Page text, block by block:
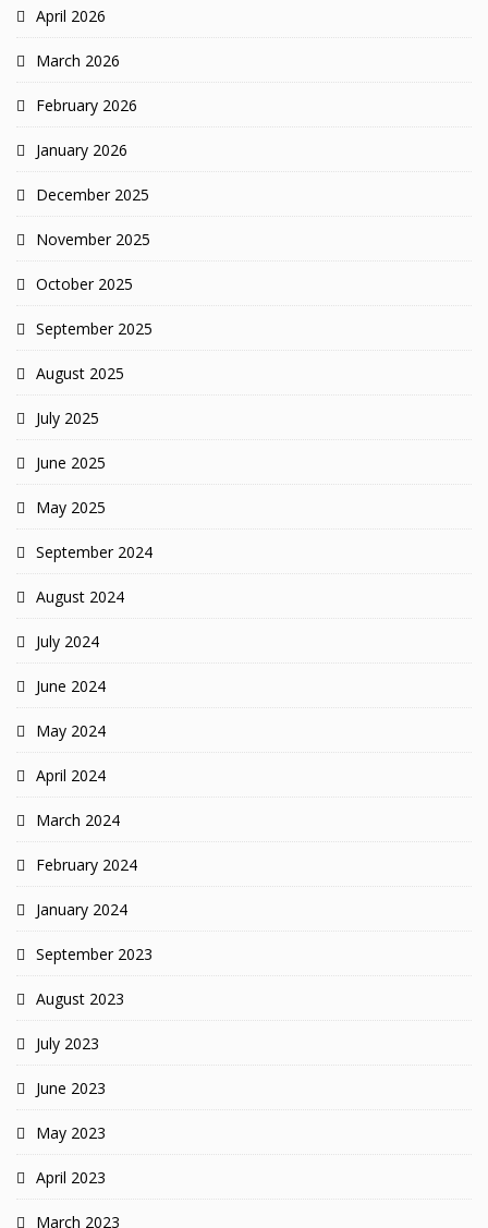
April 2026
March 2026
February 2026
January 2026
December 2025
November 2025
October 2025
September 2025
August 2025
July 2025
June 2025
May 2025
September 2024
August 2024
July 2024
June 2024
May 2024
April 2024
March 2024
February 2024
January 2024
September 2023
August 2023
July 2023
June 2023
May 2023
April 2023
March 2023